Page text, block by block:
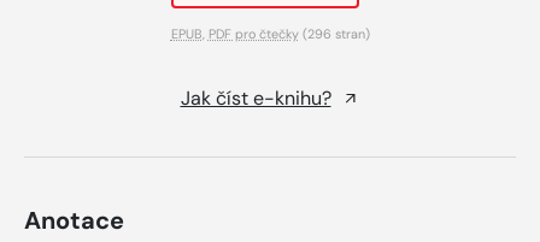
EPUB, PDF pro čtečky(296 stran)
Jak číst e-knihu?
Anotace